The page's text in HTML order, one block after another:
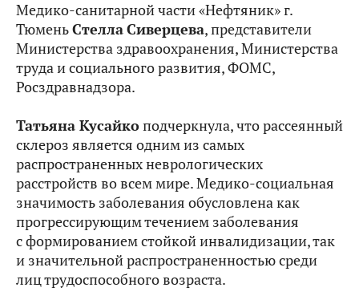
Медико-санитарной части «Нефтяник» г.
ТюменьСтеллаСиверцева, представители
Министерства здравоохранения, Министерства
труда и социального развития, ФОМС,
Росздравнадзора.
Татьяна Кусайкоподчеркнула, что рассеянный
склероз является одним из самых
распространенных неврологических
расстройств во всем мире. Медико-социальная
значимость заболевания обусловлена как
прогрессирующим течением заболевания
с формированием стойкой инвалидизации, так
и значительной распространенностью среди
лиц трудоспособного возраста.